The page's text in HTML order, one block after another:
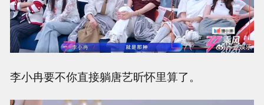
李小冉要不你直接躺唐艺昕怀里算了。